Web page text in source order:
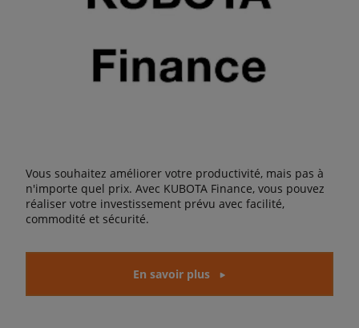
Vous souhaitez améliorer votre productivité, mais pas à
n'importe quel prix. Avec KUBOTA Finance, vous pouvez
réaliser votre investissement prévu avec facilité,
commodité et sécurité.
En savoir plus